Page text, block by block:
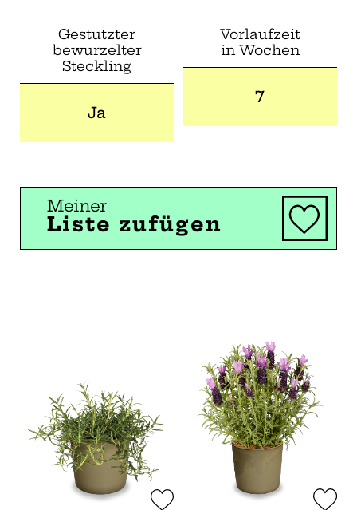
Gestutzter
bewurzelter
Steckling
Ja
Vorlaufzeit
in Wochen
7
Meiner
Liste zufügen